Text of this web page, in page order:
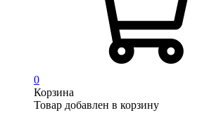
0
Корзина
Товар добавлен в корзину